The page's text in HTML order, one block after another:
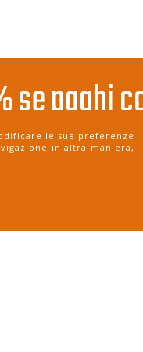
le sue preferenze
in altra maniera,
se paghi